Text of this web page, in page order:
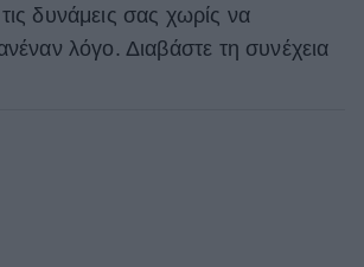
δυνάμεις σας χωρίς να
λόγο. Διαβάστε τη συνέχεια